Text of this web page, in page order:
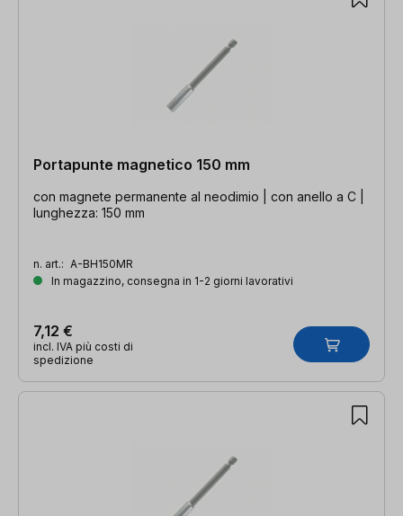
Portapunte magnetico 150 mm
con magnete permanente al neodimio | con anello a C |
lunghezza: 150 mm
n. art.: A-BH150MR
In magazzino, consegna in 1-2 giorni lavorativi
7,12 €
incl. IVA più costi di
spedizione